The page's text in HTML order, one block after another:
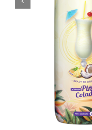
Winkelwagen